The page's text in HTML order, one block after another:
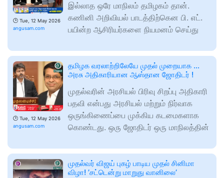
🕑 Tue, 12 May 2026
angusam.com
இல்லாத ஒரே மாநிலம் தமிழகம் தான்.
கணினி அறிவியல் பாடத்திற்கென பி. எட்.
பயின்ற ஆசிரியர்களை நியமனம் செய்து
🕑 Tue, 12 May 2026
angusam.com
தமிழக வரலாற்றிலேயே முதல் முறையாக …
அரசு அதிகாரியான ஆஸ்தான ஜோதிடர் !
முதல்வரின் அரசியல் பிரிவு சிறப்பு அதிகாரி
பதவி என்பது அரசியல் மற்றும் நிர்வாக
ஒருங்கிணைப்பை முக்கிய கடமைகளாக
கொண்டது. ஒரு ஜோதிடர் ஒரு மாநிலத்தின்
முதல்வர் விஜய் புகழ் பாடிய முதல் சினிமா
விழா! ’சட்டென்று மாறுது வானிலை’